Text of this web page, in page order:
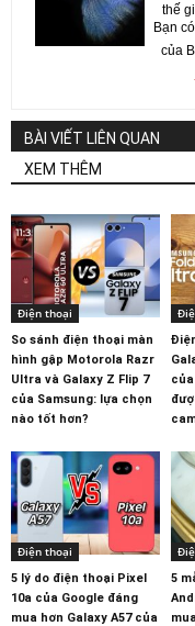
thế
Bạn
của
BÀI VIẾT LIÊN QUAN
XEM THÊM
Điện thoại
So sánh điện thoại màn
hình gập Motorola Razr
Ultra và Galaxy Z Flip 7
của Samsung: lựa chọn
nào tốt hơn?
Điện thoại
5 lý do điện thoại Pixel
10a của Google đáng
mua hơn Galaxy A57 của
5